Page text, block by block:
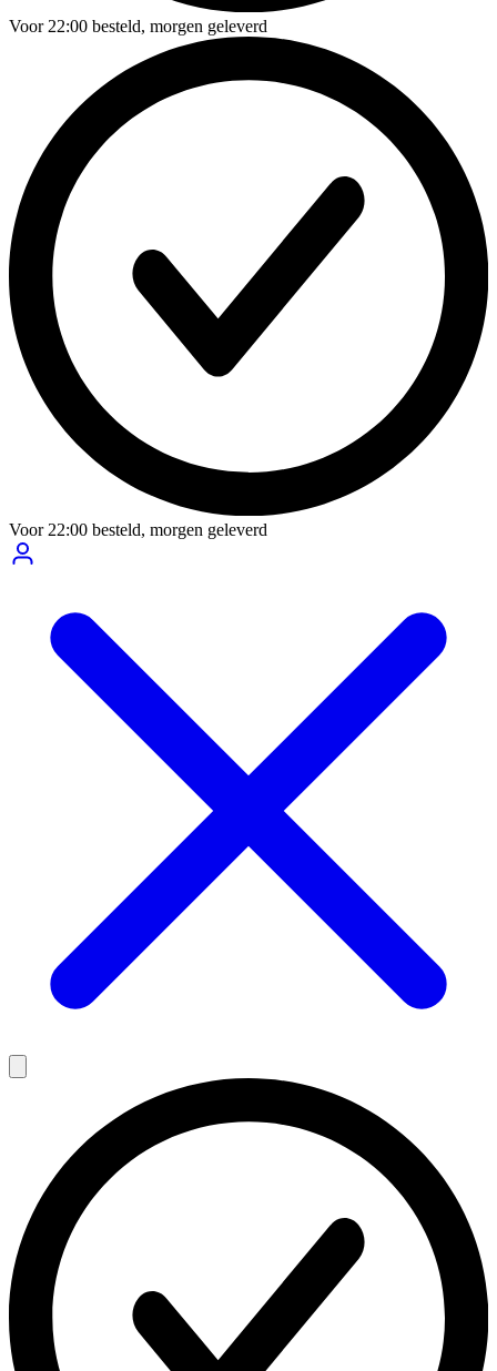
Voor22:00 besteld, morgen geleverd
Voor22:00 besteld, morgen geleverd